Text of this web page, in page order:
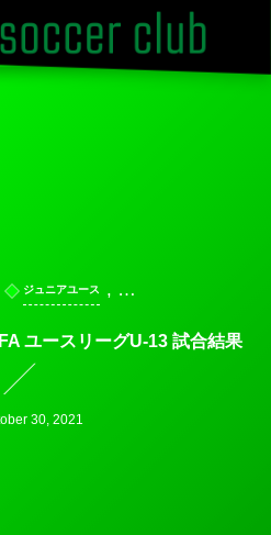
ジュニアユース , …
ユースリーグU-13 試合結果
30,2021